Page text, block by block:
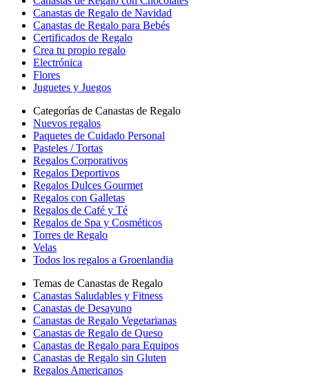
Canastas de Regalo de Navidad
Canastas de Regalo para Bebés
Certificados de Regalo
Crea tu propio regalo
Electrónica
Flores
Juguetes y Juegos
Categorías de Canastas de Regalo
Nuevos regalos
Paquetes de Cuidado Personal
Pasteles / Tortas
Regalos Corporativos
Regalos Deportivos
Regalos Dulces Gourmet
Regalos con Galletas
Regalos de Café y Té
Regalos de Spa y Cosméticos
Torres de Regalo
Velas
Todos los regalos a Groenlandia
Temas de Canastas de Regalo
Canastas Saludables y Fitness
Canastas de Desayuno
Canastas de Regalo Vegetarianas
Canastas de Regalo de Queso
Canastas de Regalo para Equipos
Canastas de Regalo sin Gluten
Regalos Americanos